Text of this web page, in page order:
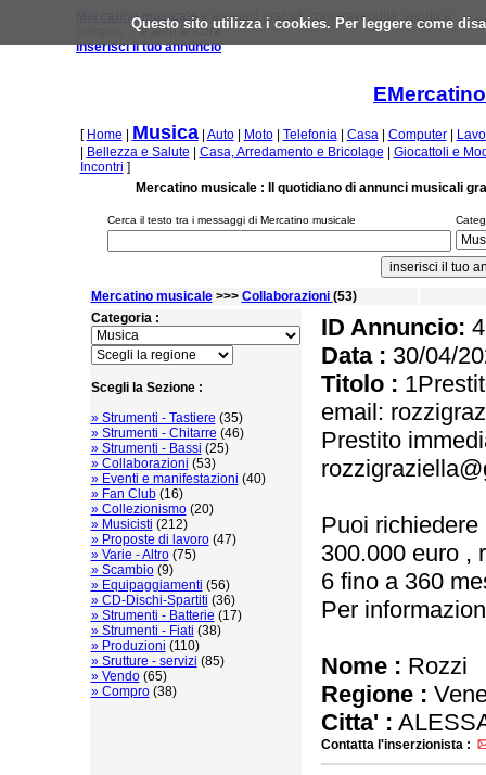
Questo sito utilizza i cookies. Per leggere come
Mercatino musicale » annunci gratuiti, compravendita, vendo e
compro, ... e altro ancora
inserisci il tuo annuncio
[ Home Musica| Auto| Moto| Telefonia| Casa| Computer|
Bellezza e Salute Casa, Arredamento e Bricolage
Giocattoli e
Incontri ]
Mercatino musicale : Il quotidiano di annunci musicali
Cerca il testo tra i messaggi di Mercatino musicale
Mercatino musicale>>> Collaborazioni (53)
Categoria :
Scegli la Sezione :
» Strumenti - Tastiere (35)
» Strumenti - Chitarre (46)
» Strumenti - Bassi (25)
» Collaborazioni (53)
» Eventi e manifestazioni (40)
» Fan Club(16)
» Collezionismo(20)
» Musicisti (212)
» Proposte di lavoro(47)
» Varie - Altro(75)
» Scambio(9)
» Equipaggiamenti (56)
» CD-Dischi-Spartiti (36)
» Strumenti - Batterie (17)
» Strumenti - Fiati (38)
» Produzioni (110)
» Srutture - servizi (85)
» Vendo(65)
» Compro(38)
ID Annuncio:
Data : 30/04/
Titolo :
email:
Prestito
Puoi
300.000 euro ,
6 fino a 360
Per
Nome : Rozzi
Regione :
Citta' :
Contatta l'inserzionista :